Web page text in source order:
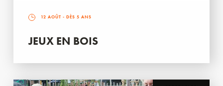
12 AOÛT - DÈS 5 ANS
JEUX EN BOIS